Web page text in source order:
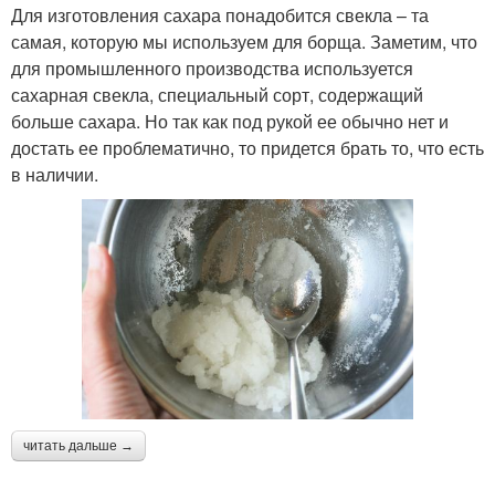
Для изготовления сахара понадобится свекла – та
самая, которую мы используем для борща. Заметим, что
для промышленного производства используется
сахарная свекла, специальный сорт, содержащий
больше сахара. Но так как под рукой ее обычно нет и
достать ее проблематично, то придется брать то, что есть
в наличии.
читать дальше →